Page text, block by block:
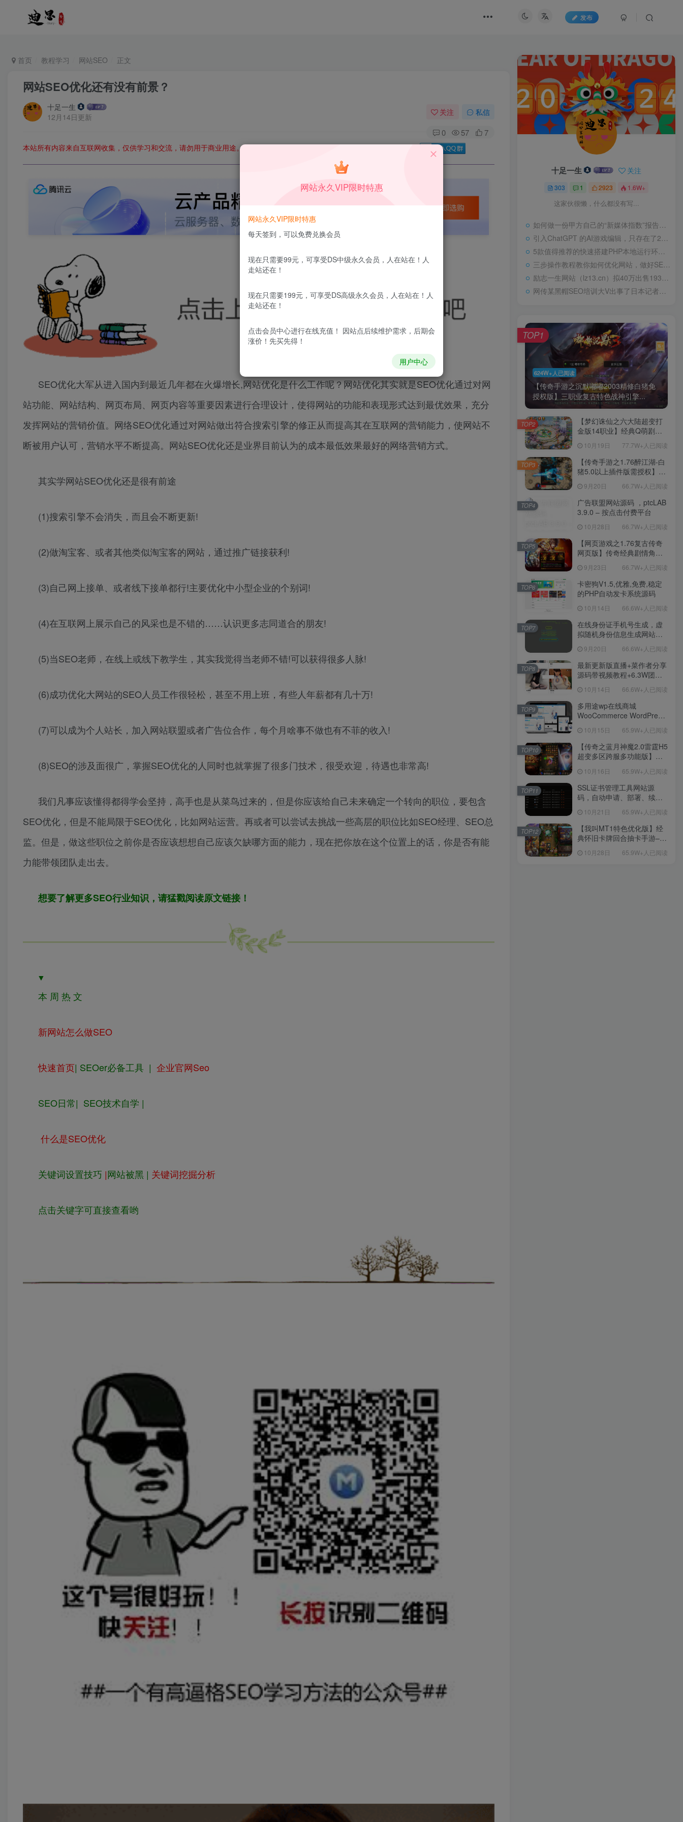
发布
首页 教程学习 网站SEO 正文
网站SEO优化还有没有前景？
十足一生
12月14日更新
关注 私信
0 57 7
本站所有内容来自互联网收集，仅供学习和交流，请勿用于商业用途。如有侵权、不妥之处，请第一时间联系我们删除！Q群：
SEO优化大军从进入国内到最近几年都在火爆增长,网站优化是什么工作呢？网站优化其实就是SEO优化通过对网
站功能、网站结构、网页布局、网页内容等重要因素进行合理设计，使得网站的功能和表现形式达到最优效果，充分
发挥网站的营销价值。网络SEO优化通过对网站做出符合搜索引擎的修正从而提高其在互联网的营销能力，使网站不
断被用户认可，营销水平不断提高。网站SEO优化还是业界目前认为的成本最低效果最好的网络营销方式。
其实学网站SEO优化还是很有前途
(1)搜索引擎不会消失，而且会不断更新!
(2)做淘宝客、或者其他类似淘宝客的网站，通过推广链接获利!
(3)自己网上接单、或者线下接单都行!主要优化中小型企业的个别词!
(4)在互联网上展示自己的风采也是不错的……认识更多志同道合的朋友!
(5)当SEO老师，在线上或线下教学生，其实我觉得当老师不错!可以获得很多人脉!
(6)成功优化大网站的SEO人员工作很轻松，甚至不用上班，有些人年薪都有几十万!
(7)可以成为个人站长，加入网站联盟或者广告位合作，每个月啥事不做也有不菲的收入!
(8)SEO的涉及面很广，掌握SEO优化的人同时也就掌握了很多门技术，很受欢迎，待遇也非常高!
我们凡事应该懂得都得学会坚持，高手也是从菜鸟过来的，但是你应该给自己未来确定一个转向的职位，要包含
SEO优化，但是不能局限于SEO优化，比如网站运营。再或者可以尝试去挑战一些高层的职位比如SEO经理、SEO总
监。但是，做这些职位之前你是否应该想想自己应该欠缺哪方面的能力，现在把你放在这个位置上的话，你是否有能
力能带领团队走出去。
想要了解更多SEO行业知识，请猛戳阅读原文链接！
▼
本 周 热 文
新网站怎么做SEO
快速首页| SEOer必备工具 | 企业官网Seo
SEO日常| SEO技术自学 |
什么是SEO优化
关键词设置技巧 |网站被黑 | 关键词挖掘分析
点击关键字可直接查看哟
十足一生 关注
303 1 2923 1.6W+
这家伙很懒，什么都没有写...
如何做一份甲方自己的“新媒体指数”报告？试试“3-10模型”又一领土回归中国版图，面积4.7平方千米，五处竖界碑宣告主权
引入ChatGPT 的AI游戏编辑，只存在了24小时高中“0分”试卷火了，阅卷老师气得直跳脚，美术老师却谄媚一笑
5款值得推荐的快速搭建PHP本地运行环境Web工具包天下第一淫棍，设计玷污60位女艺人被判入狱29年，仍飞扬跋扈
三步操作教程教你如何优化网站，做好SEO优化
励志一生网站（lz13.cn）拟40万出售1934年，林徽因在耀州城门外，罕见留影，依旧容颜美丽，身姿轻盈
网传某黑帽SEO培训大V出事了日本记者：北方四岛属于哪国？中方的巧妙回答令对方如芒刺背
624W+人已阅读
【传奇手游之沉默嘟嘟2003精修白猪免
授权版】三职业复古特色战神引擎...
TOP1
【梦幻诛仙之六大陆超变打
金版14职业】经典Q萌剧情
Linux服务端源码视频架设教
程-新版多功能GM网页后台
工具-安卓苹果IOS双端版
本！
10月19日 77.7W+人已阅读
TOP2
【传奇手游之1.76醉江湖-白
猪5.0以上插件版需授权】三
手游-Win服务端源码视频架
设教程-新版GM多功能网页
授权物品后台-九层妖塔-法宠
系统-历练殿堂-尸家重地-GM
直冲网页后台-安卓苹果IOS
双端版本！
9月20日 66.7W+人已阅读
TOP3
广告联盟网站源码 ，ptcLAB
3.9.0 – 按点击付费平台
10月28日 66.7W+人已阅读
TOP4
【网页游戏之1.76复古传奇
网页版】传奇经典剧情角色
Win服务端源码视频架设教
程！
9月23日 66.7W+人已阅读
TOP5
卡密狗V1.5,优雅,免费,稳定
的PHP自动发卡系统源码
10月14日 66.6W+人已阅读
TOP6
在线身份证手机号生成，虚
拟随机身份信息生成网站源
9月20日 66.6W+人已阅读
TOP7
最新更新版直播+菜作者分享
源码带视频教程+6.3W团购
【源码+教程】
10月14日 66.6W+人已阅读
TOP8
多用途wp在线商城
WooCommerce WordPress
10月15日 65.9W+人已阅读
TOP9
【传奇之蓝月神魔2.0雷霆H5
超变多区跨服多功能版】三
理单机一键即玩镜像端-打包
Linux服务端源码-视频架设
教程
10月16日 65.9W+人已阅读
TOP10
SSL证书管理工具网站源
码，自动申请、部署、续期
10月21日 65.9W+人已阅读
TOP11
【我叫MT1特色优化版】经
典怀旧卡牌回合抽卡手游–打
教程-多功能GM后台工具-网
10月28日 65.9W+人已阅读
TOP12
网站永久VIP限时特惠
网站永久VIP限时特惠
每天签到，可以免费兑换会员
现在只需要99元，可享受DS中级永久会员，人在站在！人
走站还在！
现在只需要199元，可享受DS高级永久会员，人在站在！人
走站还在！
点击会员中心进行在线充值！ 因站点后续维护需求，后期会
涨价！先买先得！
用户中心